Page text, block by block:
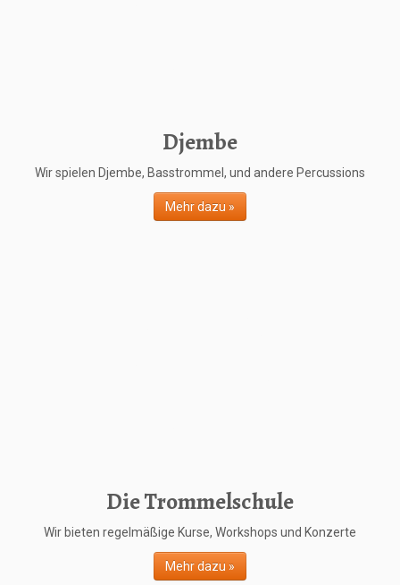
Djembe
Wir spielen Djembe, Basstrommel, und andere Percussions
Mehr dazu »
Die Trommelschule
Wir bieten regelmäßige Kurse, Workshops und Konzerte
Mehr dazu »